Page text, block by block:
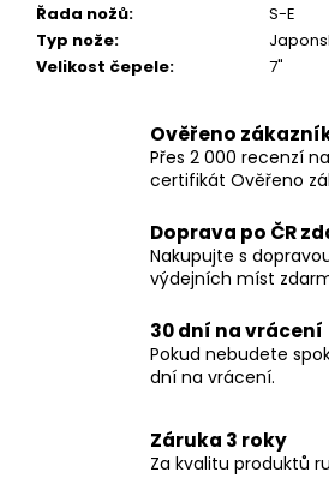
Řada nožů:
S-E
Typ nože:
Velikost čepele: 7"
Ověřeno
Přes 2 000 recenzí
certifikát Ověřeno
Doprava po ČR
Nakupujte s
výdejních míst
30 dní na vrácení
Pokud nebudete
dní na vrácení.
Záruka 3 roky
Za kvalitu produktů